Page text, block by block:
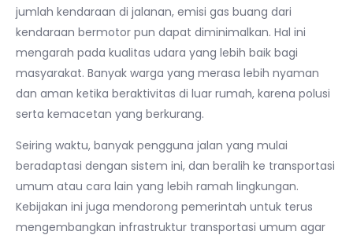
jumlah kendaraan di jalanan, emisi gas buang dari
kendaraan bermotor pun dapat diminimalkan. Hal ini
mengarah pada kualitas udara yang lebih baik bagi
masyarakat. Banyak warga yang merasa lebih nyaman
dan aman ketika beraktivitas di luar rumah, karena polusi
serta kemacetan yang berkurang.
Seiring waktu, banyak pengguna jalan yang mulai
beradaptasi dengan sistem ini, dan beralih ke transportasi
umum atau cara lain yang lebih ramah lingkungan.
Kebijakan ini juga mendorong pemerintah untuk terus
mengembangkan infrastruktur transportasi umum agar